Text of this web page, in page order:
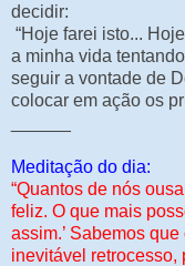
decidir:
“Hoje farei isto...
a minha vida
seguir a vontade de
colocar em ação os
Meditação do dia:
“Quantos de nós
feliz. O que mais
assim.’ Sabemos
inevitável retrocesso,